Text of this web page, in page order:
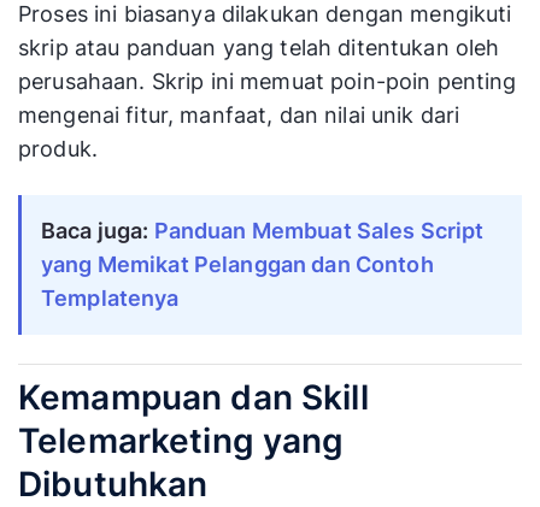
Proses ini biasanya dilakukan dengan mengikuti
skrip atau panduan yang telah ditentukan oleh
perusahaan. Skrip ini memuat poin-poin penting
mengenai fitur, manfaat, dan nilai unik dari
produk.
Baca juga: Panduan Membuat Sales Script
yang Memikat Pelanggan dan Contoh
Templatenya
Kemampuan dan Skill
Telemarketing yang
Dibutuhkan